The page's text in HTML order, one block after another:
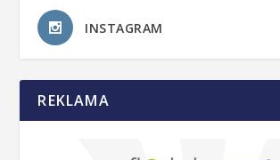
INSTAGRAM
REKLAMA